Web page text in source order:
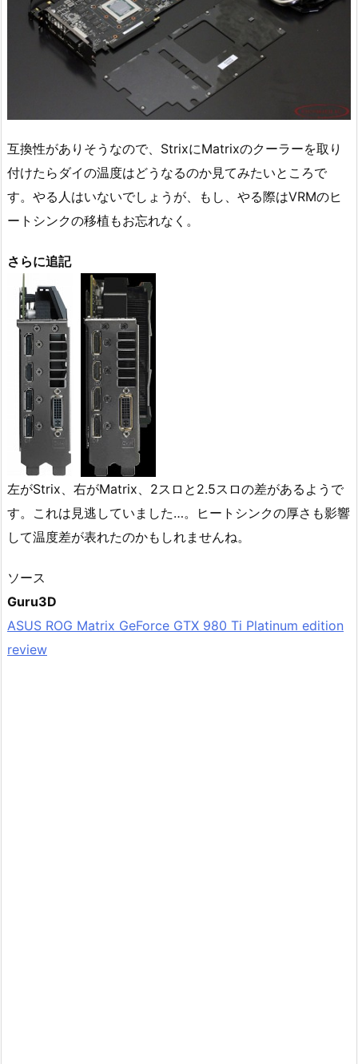
互換性がありそうなので、StrixにMatrixのクーラーを取り
付けたらダイの温度はどうなるのか見てみたいところで
す。やる人はいないでしょうが、もし、やる際はVRMのヒ
ートシンクの移植もお忘れなく。
さらに追記
左がStrix、右がMatrix、2スロと2.5スロの差があるようで
す。これは見逃していました…。ヒートシンクの厚さも影響
して温度差が表れたのかもしれませんね。
ソース
Guru3D
ASUS ROG Matrix GeForce GTX 980 Ti Platinum edition
review